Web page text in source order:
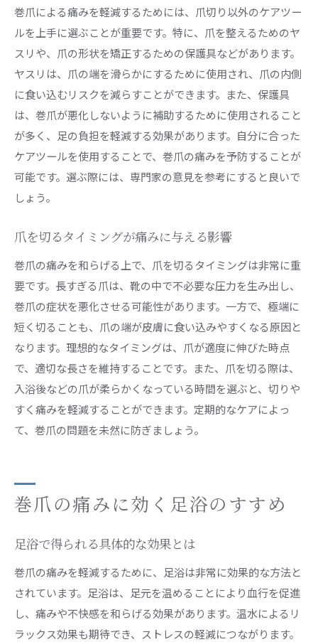
巻爪による痛みを軽減するためには、爪切り以外のケアツー
ルを上手に選ぶことが重要です。特に、爪を整えるためのヤ
スリや、爪の形状を矯正するための保護具などがあります。
ヤスリは、爪の端を滑らかにするために使用され、爪の内側
に食い込むリスクを減らすことができます。また、保護具
は、巻爪が悪化しないように補助するために使用されること
が多く、足の負担を軽減する効果があります。自分に合った
ケアツールを使用することで、巻爪の痛みを予防することが
可能です。選ぶ際には、専門家の意見を参考にすると良いで
しょう。
爪を切るタイミングが痛みに与える影響
巻爪の痛みを和らげる上で、爪を切るタイミングは非常に重
要です。長すぎる爪は、靴の中で不必要な圧力を生み出し、
巻爪の症状を悪化させる可能性があります。一方で、極端に
短く切ることも、爪の端が皮膚に食い込みやすくなる原因と
なります。理想的なタイミングは、爪が適度に伸びた時点
で、適切な長さを維持することです。また、爪を切る際は、
入浴後などの爪が柔らかくなっている時間を選ぶと、切りや
すく痛みを軽減することができます。定期的なケアによっ
て、巻爪の問題を未然に防ぎましょう。
巻爪の痛みに効く足浴のすすめ
足浴で得られる具体的な効果とは
巻爪の痛みを軽減するために、足浴は非常に効果的な方法と
されています。足浴は、足元を温めることにより血行を促進
し、痛みや不快感を和らげる効果があります。温水によるリ
ラックス効果も期待でき、ストレスの軽減につながります。